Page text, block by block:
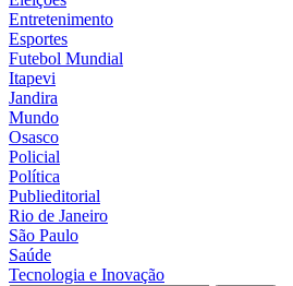
Entretenimento
Esportes
Futebol Mundial
Itapevi
Jandira
Mundo
Osasco
Policial
Política
Publieditorial
Rio de Janeiro
São Paulo
Saúde
Tecnologia e Inovação